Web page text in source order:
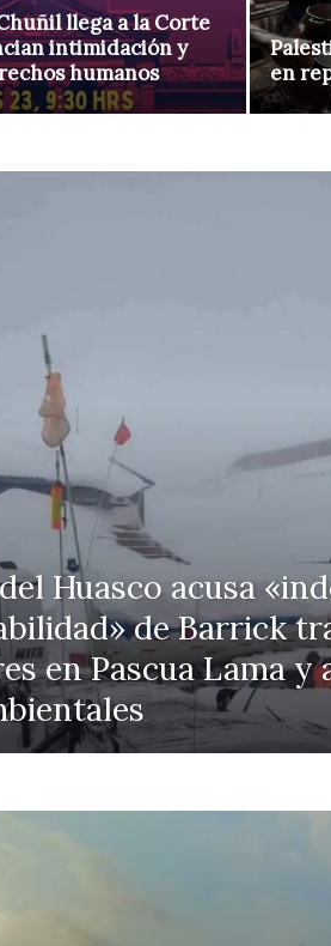
llega a la Corte
intimidación y
humanos
en
Huasco acusa
de Barrick
en Pascua Lama y